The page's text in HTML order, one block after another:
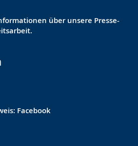
über unsere Presse-
Facebook